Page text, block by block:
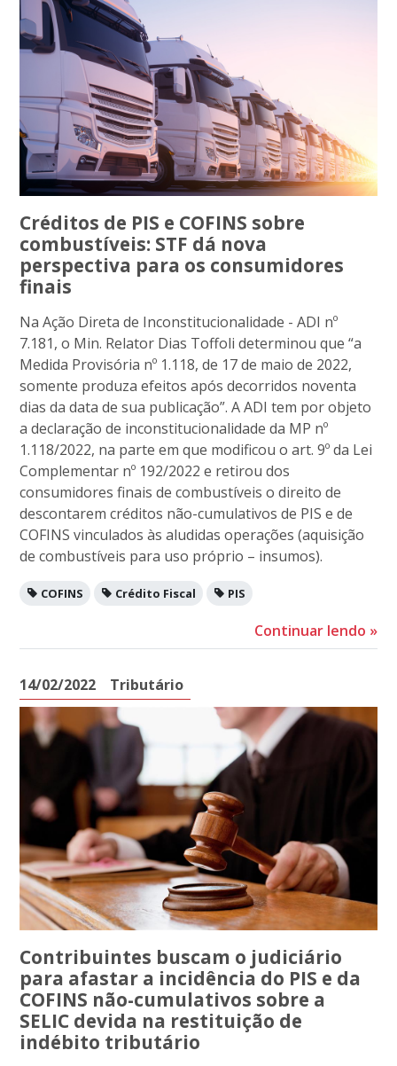
Créditos de PIS e COFINS sobre
combustíveis: STF dá nova
perspectiva para os consumidores
finais
Na Ação Direta de Inconstitucionalidade - ADI nº
7.181, o Min. Relator Dias Toffoli determinou que “a
Medida Provisória nº 1.118, de 17 de maio de 2022,
somente produza efeitos após decorridos noventa
dias da data de sua publicação”. A ADI tem por objeto
a declaração de inconstitucionalidade da MP nº
1.118/2022, na parte em que modificou o art. 9º da Lei
Complementar nº 192/2022 e retirou dos
consumidores finais de combustíveis o direito de
descontarem créditos não-cumulativos de PIS e de
COFINS vinculados às aludidas operações (aquisição
de combustíveis para uso próprio – insumos).
COFINS Crédito Fiscal PIS
Continuar lendo »
14/02/2022 Tributário
Contribuintes buscam o judiciário
para afastar a incidência do PIS e da
COFINS não-cumulativos sobre a
SELIC devida na restituição de
indébito tributário